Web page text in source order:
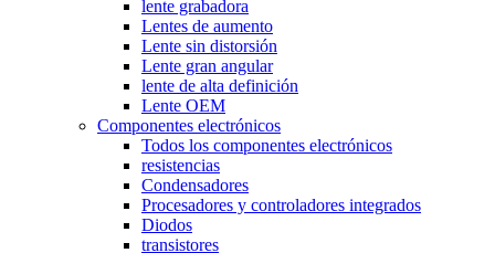
lente grabadora
Lentes de aumento
Lente sin distorsión
Lente gran angular
lente de alta definición
Lente OEM
Componentes electrónicos
Todos los componentes electrónicos
resistencias
Condensadores
Procesadores y controladores integrados
Diodos
transistores